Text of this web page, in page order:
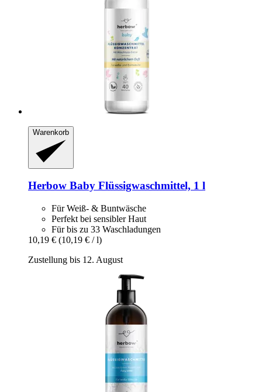
Warenkorb
Herbow Baby Flüssigwaschmittel, 1 l
Für Weiß- & Buntwäsche
Perfekt bei sensibler Haut
Für bis zu 33 Waschladungen
10,19 € (10,19 € / l)
Zustellung bis 12. August